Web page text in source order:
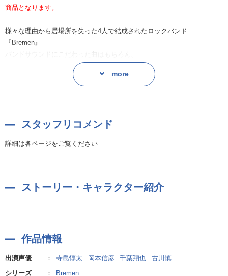
商品となります。
様々な理由から居場所を失った4人で結成されたロックバンド
『Bremen』
以前シンガーソングライターとして活動し、同世代を中心に人気を博し
メジャーデビュー後の初ライブに向けて、ぶつかり合いながらも新曲作
しかし、迎えたライブ当日、4人の今後を揺るがす事件が起き……
辿り着いたこの場所で、奏でられる彼らの音楽とは——
キャラクターデザイン・イラスト：真嶋しま
more
スタッフリコメンド
詳細は各ページをご覧ください
ストーリー・キャラクター紹介
作品情報
出演声優 ： 寺島惇太 岡本信彦 千葉翔也
古川慎
シリーズ
：
Bremen